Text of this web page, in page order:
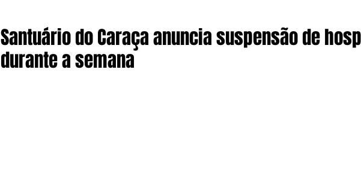
Santuário do Caraça anuncia suspensão de
durante a semana